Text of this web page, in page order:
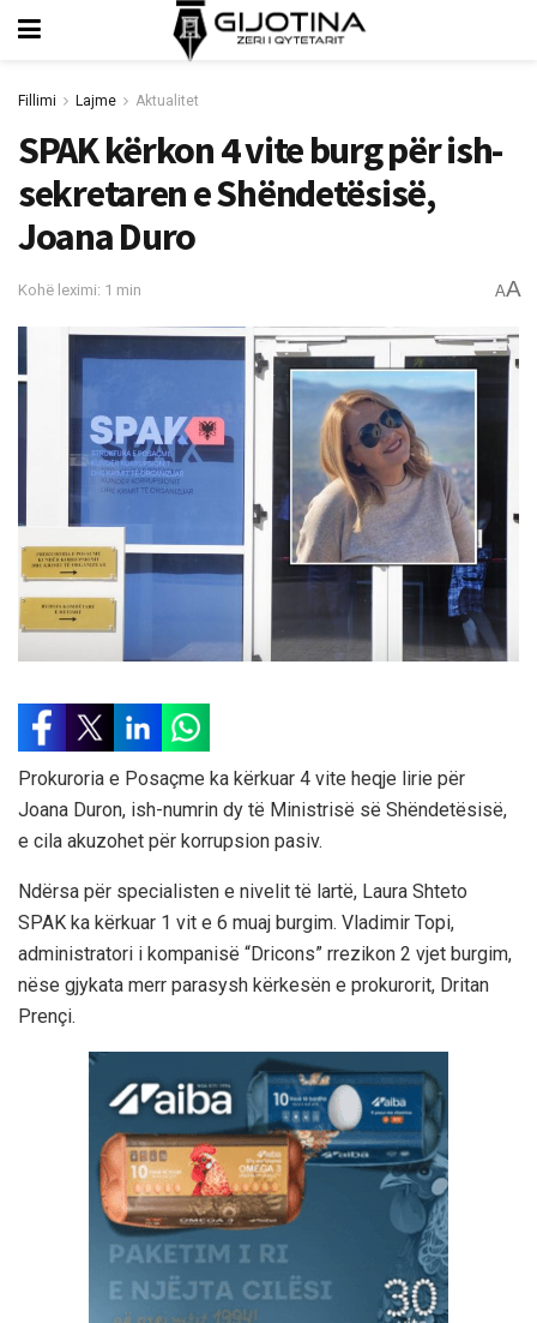
Fillimi Lajme Aktualitet
SPAK kërkon 4 vite burg për ish-
sekretaren e Shëndetësisë,
Joana Duro
Kohë leximi: 1 min AA
Prokuroria e Posaçme ka kërkuar 4 vite heqje lirie për
Joana Duron, ish-numrin dy të Ministrisë së Shëndetësisë,
e cila akuzohet për korrupsion pasiv.
Ndërsa për specialisten e nivelit të lartë, Laura Shteto
SPAK ka kërkuar 1 vit e 6 muaj burgim. Vladimir Topi,
administratori i kompanisë “Dricons” rrezikon 2 vjet burgim,
nëse gjykata merr parasysh kërkesën e prokurorit, Dritan
Prençi.